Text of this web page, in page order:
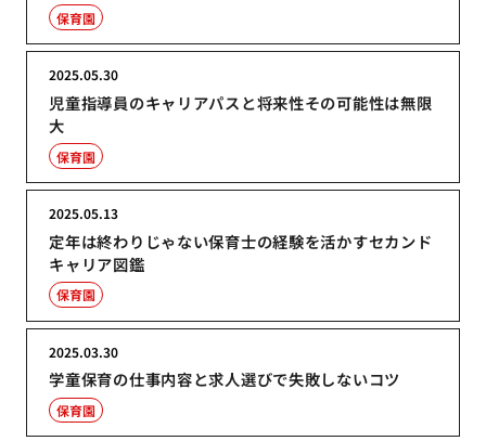
保育園
児童指導員のキャリアパスと将来性その可能性は無限
大
2025.05.30
保育園
定年は終わりじゃない保育士の経験を活かすセカンド
キャリア図鑑
2025.05.13
保育園
学童保育の仕事内容と求人選びで失敗しないコツ
2025.03.30
保育園